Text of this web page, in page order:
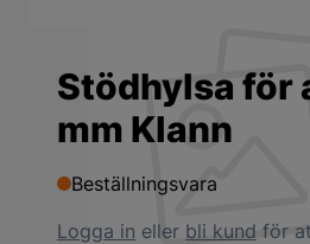
Stödhylsa för
mm Klann
Beställningsvara
Logga in eller bli kund för